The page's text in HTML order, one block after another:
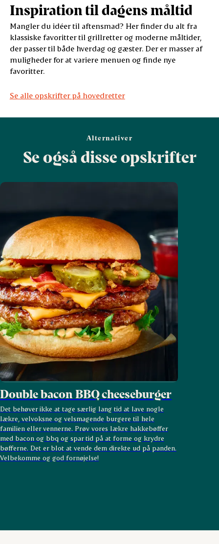
Inspiration til dagens måltid
Mangler du idéer til aftensmad? Her finder du alt fra
klassiske favoritter til grillretter og moderne måltider,
der passer til både hverdag og gæster. Der er masser af
muligheder for at variere menuen og finde nye
favoritter.
Se alle opskrifter på hovedretter
Alternativer
Se også disse opskrifter
Double bacon BBQ cheeseburger
Det behøver ikke at tage særlig lang tid at lave nogle
lækre, velvoksne og velsmagende burgere til hele
familien eller vennerne. Prøv vores lækre hakkebøffer
med bacon og bbq og spar tid på at forme og krydre
bøfferne. Det er blot at vende dem direkte ud på panden.
Velbekomme og god fornøjelse!